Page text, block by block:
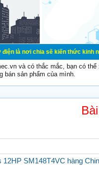
sẽ kiến thức kinh nghiệm
và có thắc mắc, bạn có
bán sản phẩm của mình.
SM148T4VC hàng